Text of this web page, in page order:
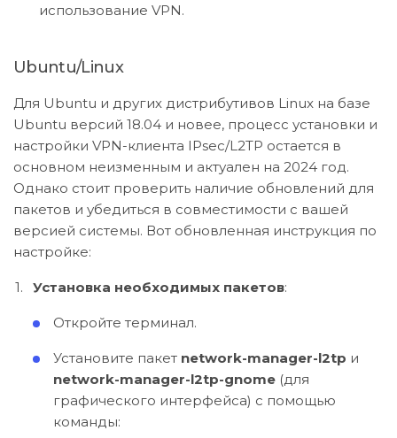
использование VPN.
Ubuntu/Linux
Для Ubuntu и других дистрибутивов Linux на базе
Ubuntu версий 18.04 и новее, процесс установки и
настройки VPN-клиента IPsec/L2TP остается в
основном неизменным и актуален на 2024 год.
Однако стоит проверить наличие обновлений для
пакетов и убедиться в совместимости с вашей
версией системы. Вот обновленная инструкция по
настройке:
Установка необходимых пакетов:
Откройте терминал.
Установите пакет network-manager-l2tp и
network-manager-l2tp-gnome (для
графического интерфейса) с помощью
команды: